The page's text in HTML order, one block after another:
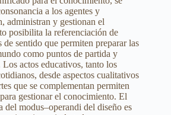
a los agentes y
administran y gestionan el
posibilita la referenciación de
sentido que permiten preparar las
como puntos de partida y
actos educativos, tanto los
desde aspectos cualitativos
que se complementan permiten
gestionar el conocimiento. El
del modus–operandi del diseño es